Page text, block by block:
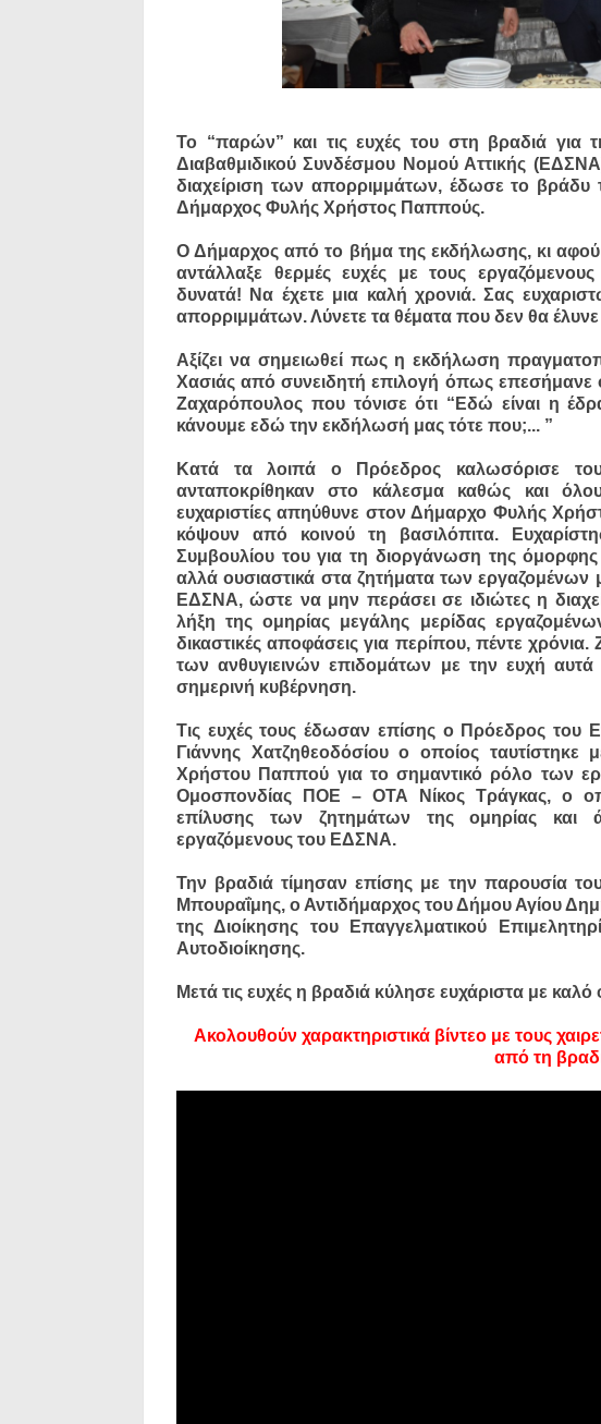
Το “παρών” και τις ευχές του στη βραδιά για
Διαβαθμιδικού Συνδέσμου Νομού Αττικής
διαχείριση των απορριμμάτων, έδωσε το
Δήμαρχος Φυλής Χρήστος Παππούς.
Ο Δήμαρχος από το βήμα της εκδήλωσης, κι
αντάλλαξε θερμές ευχές με τους
δυνατά! Να έχετε μια καλή χρονιά. Σας
απορριμμάτων. Λύνετε τα θέματα που δεν θα έλυνε
Αξίζει να σημειωθεί πως η εκδήλωση
Χασιάς από συνειδητή επιλογή όπως
Ζαχαρόπουλος που τόνισε ότι “Εδώ είναι η
κάνουμε εδώ την εκδήλωσή μας τότε που;... ”
Κατά τα λοιπά ο Πρόεδρος καλωσόρισε
ανταποκρίθηκαν στο κάλεσμα καθώς και
ευχαριστίες απηύθυνε στον Δήμαρχο Φυλής
κόψουν από κοινού τη βασιλόπιτα.
Συμβουλίου του για τη διοργάνωση της όμορφης
αλλά ουσιαστικά στα ζητήματα των εργαζομένων
ΕΔΣΝΑ, ώστε να μην περάσει σε ιδιώτες η
λήξη της ομηρίας μεγάλης μερίδας
δικαστικές αποφάσεις για περίπου, πέντε
των ανθυγιεινών επιδομάτων με την ευχή
σημερινή κυβέρνηση.
Τις ευχές τους έδωσαν επίσης ο Πρόεδρος του
Γιάννης Χατζηθεοδόσίου ο οποίος
Χρήστου Παππού για το σημαντικό ρόλο των
Ομοσπονδίας ΠΟΕ – ΟΤΑ Νίκος Τράγκας, ο
επίλυσης των ζητημάτων της ομηρίας
εργαζόμενους του ΕΔΣΝΑ.
Την βραδιά τίμησαν επίσης με την παρουσία
Μπουραΐμης, ο Αντιδήμαρχος του Δήμου Αγίου
της Διοίκησης του Επαγγελματικού
Αυτοδιοίκησης.
Μετά τις ευχές η βραδιά κύλησε ευχάριστα με
Ακολουθούν χαρακτηριστικά βίντεο με τους
από τη